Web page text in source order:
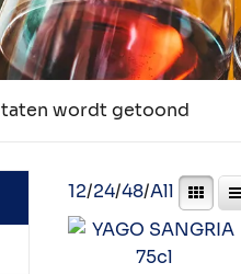
wordt getoond
12/24/48/All